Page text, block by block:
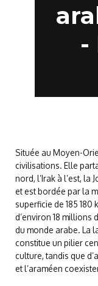
-
Située au Moyen-
civilisations. Elle
nord, l’Irak à l’est, la
et est bordée par la
superficie de 185
d’environ 18 millions
du monde arabe. La
constitue un pilier
culture, tandis que
et l’araméen